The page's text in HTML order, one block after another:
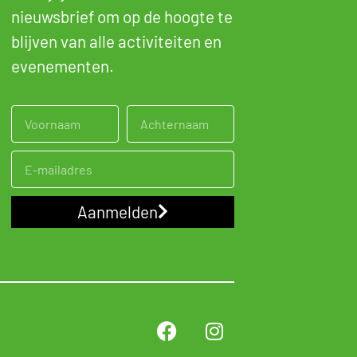
nieuwsbrief om op de hoogte te
blijven van alle activiteiten en
evenementen.
Aanmelden